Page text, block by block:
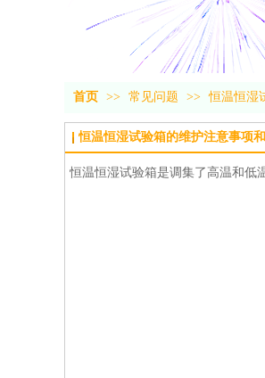
首页 >> 常见问题 >> 恒温恒湿
恒温恒湿试验箱的维护注意事项
恒温恒湿试验箱是调集了高温和低